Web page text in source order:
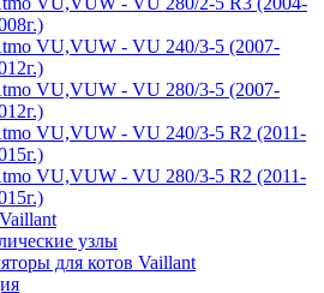
VU,VUW - VU 240/3-5 (2007-
VU,VUW - VU 280/3-5 (2007-
VU,VUW - VU 240/3-5 R2 (2011-
VU,VUW - VU 280/3-5 R2 (2011-
узлы
для котов Vaillant